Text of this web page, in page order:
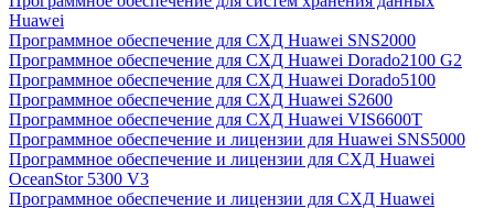
Huawei
Программное обеспечение для СХД Huawei SNS2000
Программное обеспечение для СХД Huawei Dorado2100 G2
Программное обеспечение для СХД Huawei Dorado5100
Программное обеспечение для СХД Huawei S2600
Программное обеспечение для СХД Huawei VIS6600T
Программное обеспечение и лицензии для Huawei SNS5000
Программное обеспечение и лицензии для СХД Huawei
OceanStor 5300 V3
Программное обеспечение и лицензии для СХД Huawei